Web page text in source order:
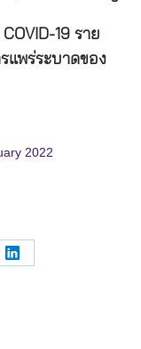
19 ราย
แพร่ระบาดของ
2022
Share